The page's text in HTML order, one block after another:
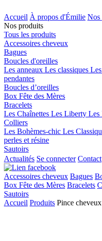
Accueil À propos d'Émilie Nos
Nos produits
Tous les produits
Accessoires cheveux
Bagues
Boucles d'oreilles
Les anneaux Les classiques
pendantes
Boucles d’oreilles
Box Fête des Mères
Bracelets
Les Chaînettes Les Liberty Les
Colliers
Les Bohèmes-chic Les
perles et résine
Sautoirs
Actualités Se connecter Contact
Accessoires cheveux Bagues
Box Fête des Mères Bracelets
Sautoirs
Accueil Produits Pince